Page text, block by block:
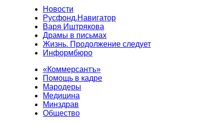
Новости
Русфонд.Навигатор
Варя Иштрякова
Драмы в письмах
Жизнь. Продолжение следует
Информбюро
«Коммерсантъ»
Помощь в кадре
Мародеры
Медицина
Минздрав
Общество